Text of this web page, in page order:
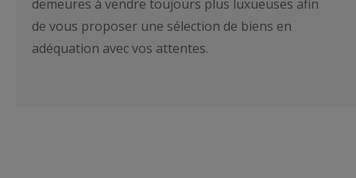
demeures à vendre toujours plus luxueuses afin
de vous proposer une sélection de biens en
adéquation avec vos attentes.